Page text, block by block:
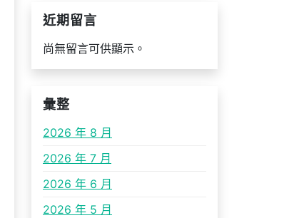
近期留言
尚無留言可供顯示。
彙整
2026 年 8 月
2026 年 7 月
2026 年 6 月
2026 年 5 月